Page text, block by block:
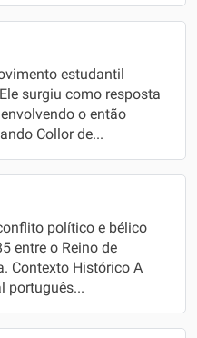
estudantil
surgiu como resposta
o então
Collor de...
político e bélico
entre o Reino de
Contexto Histórico A
português...